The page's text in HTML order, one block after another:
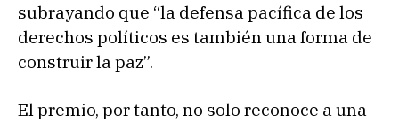
subrayando que “la defensa pacífica de los
derechos políticos es también una forma de
construir la paz”.
El premio, por tanto, no solo reconoce a una